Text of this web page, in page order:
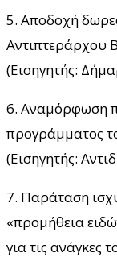
5. Αποδοχή
Αντιπτεράρχου
(Εισηγητής:
6. Αναμόρφωση
προγράμματος
(Εισηγητής:
7. Παράταση
«προμήθεια
για τις ανάγκες